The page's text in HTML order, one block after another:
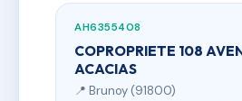
AH6355408
COPROPRIETE 108
ACACIAS
📍 Brunoy (91800)